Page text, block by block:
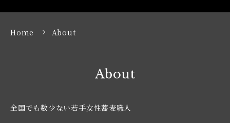
Home About
About
全国でも数少ない若手女性蕎麦職人